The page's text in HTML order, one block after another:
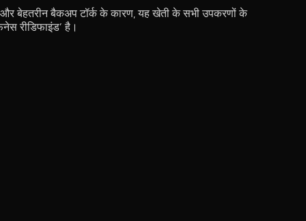
बेहतरीन बैकअप टॉर्क के कारण, यह खेती के सभी उपकरणों के
रीडिफाइंड’ है।